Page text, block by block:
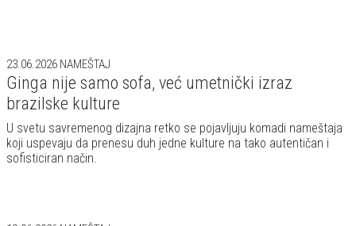
23.06.2026 NAMEŠTAJ
Ginga nije samo sofa, već umetnički izraz
brazilske kulture
U svetu savremenog dizajna retko se pojavljuju komadi nameštaja
koji uspevaju da prenesu duh jedne kulture na tako autentičan i
sofisticiran način.